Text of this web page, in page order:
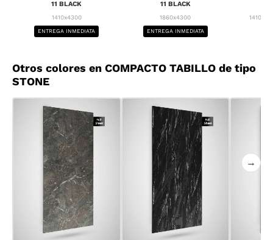
11 BLACK
1410x4300
ENTREGA INMEDIATA
11 BLACK
1860x4300
ENTREGA INMEDIATA
Otros colores en COMPACTO TABILLO de tipo
STONE
→